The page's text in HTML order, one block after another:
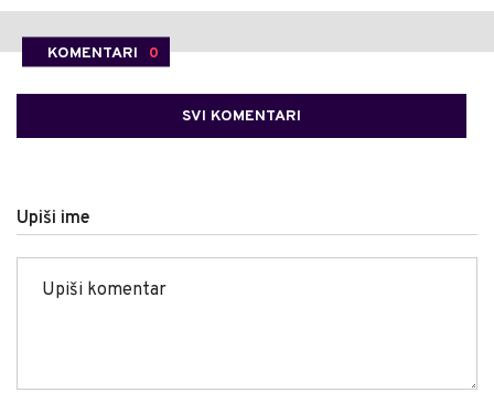
KOMENTARI 0
SVI KOMENTARI
Upiši ime